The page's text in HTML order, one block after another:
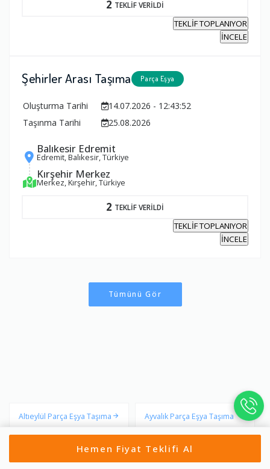
2 TEKLİF VERİLDİ
TEKLİF TOPLANIYOR
İNCELE
Şehirler Arası Taşıma Parça Eşya
Oluşturma Tarihi
14.07.2026 - 12:43:52
Taşınma Tarihi
25.08.2026
Balıkesir Edremit
Edremit, Balıkesir, Türkiye
Kırşehir Merkez
Merkez, Kırşehir, Türkiye
2 TEKLİF VERİLDİ
TEKLİF TOPLANIYOR
İNCELE
Tümünü Gör
Altıeylül Parça Eşya Taşıma Ayvalık Parça Eşya Taşıma
Balya Parça Eşya Taşıma
Bandırma Parça Eşya Taşı
ma
Hemen Fiyat Teklifi Al